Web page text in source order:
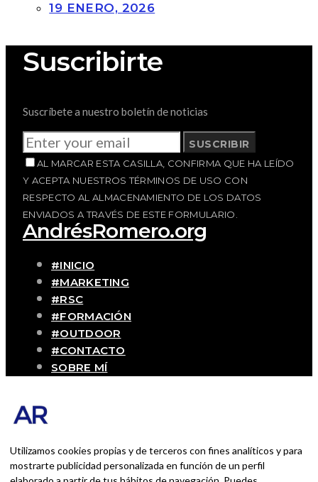
19 ENERO, 2026
Suscribirte
Suscríbete a nuestro boletín de noticias
SUSCRIBIR
AL MARCAR ESTA CASILLA, CONFIRMA QUE HA LEÍDO
Y ACEPTA NUESTROS TÉRMINOS DE USO CON
RESPECTO AL ALMACENAMIENTO DE LOS DATOS
ENVIADOS A TRAVÉS DE ESTE FORMULARIO.
AndrésRomero.org
#INICIO
#MARKETING
#RSC
#FORMACIÓN
#OUTDOOR
#CONTACTO
SOBRE MÍ
Romero. Experiencias personales y
con lo que hace cada día
Utilizamos cookies propias y de terceros con fines analíticos y para
mostrarte publicidad personalizada en función de un perfil